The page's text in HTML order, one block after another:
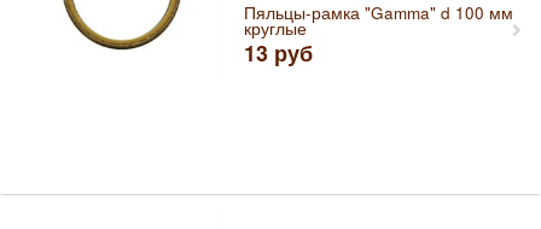
Пяльцы-рамка "Gamma" d 100 мм
круглые
13 руб